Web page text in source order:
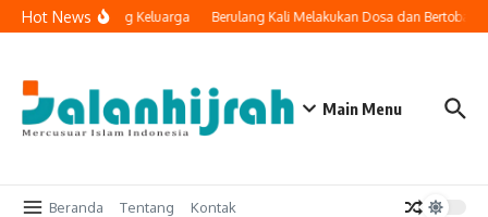
Lewati ke konten
Hot News
Masuk ke Ruang Keluarga Berulang Kali Melakukan Dosa dan Bertobat,
Main Menu
Beranda Tentang Kontak